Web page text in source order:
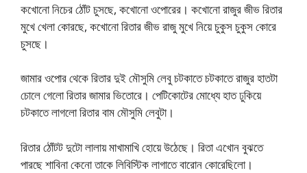
কখোনো নিচের ঠোঁট চুসছে, কখোনো ওপোরের। কখোনো রাজুর জীভ রিতার
মুখে খেলা কোরছে, কখোনো রিতার জীভ রাজু মুখে নিয়ে চুকুস চুকুস কোরে
চুসছে।
জামার ওপোর থেকে রিতার দুই মৌসুমি লেবু চটকাতে চটকাতে রাজুর হাতটা
চোলে গেলো রিতার জামার ভিতোরে। পেটিকোটের মোধ্যে হাত ঢুকিয়ে
চটকাতে লাগলো রিতার বাম মৌসুমি লেবুটা।
রিতার ঠোঁটট দুটো লালায় মাখামাখি হোয়ে উঠেছে। রিতা এখোন বুঝতে
পারছে শাবিনা কেনো তাকে লিবিস্টিক লাগাতে বারোন কোরেছিলো।